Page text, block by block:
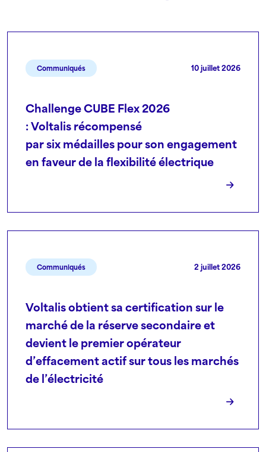
Communiqués 10 juillet 2026
Challenge CUBE Flex 2026
: Voltalis récompensé
par six médailles pour son engagement
en faveur de la flexibilité électrique
Communiqués 2 juillet 2026
Voltalis obtient sa certification sur le
marché de la réserve secondaire et
devient le premier opérateur
d’effacement actif sur tous les marchés
de l’électricité